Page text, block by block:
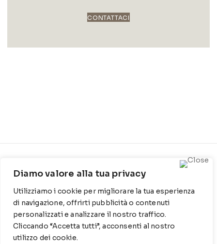
Diamo valore alla tua privacy
Utilizziamo i cookie per migliorare la tua esperienza
di navigazione, offrirti pubblicità o contenuti
personalizzati e analizzare il nostro traffico.
Cliccando “Accetta tutti”, acconsenti al nostro
utilizzo dei cookie.
CONTATTACI
1316 - 70044 Polignano a
mare
T
WZ: 329 6510725
Cookie Policy
Privacy Policy